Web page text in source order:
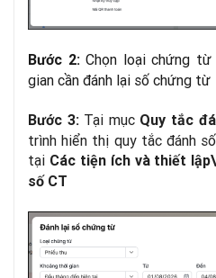
Bước 2:Chọn loại chứng
gian cần đánh lại số chứng từ
Bước 3:Tại mục Quy tắc
trình hiển thị quy tắc đánh
tại Các tiện ích và thiết
số CT